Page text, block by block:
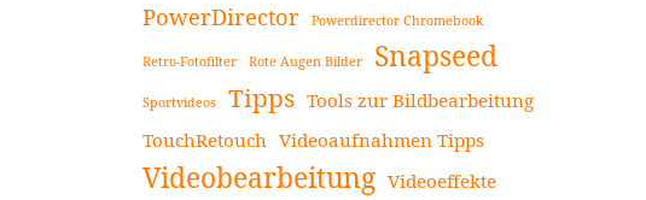
PowerDirector Powerdirector Chromebook
Retro-Fotofilter Rote Augen Bilder Snapseed
Sportvideos Tipps Tools zur Bildbearbeitung
TouchRetouch
Videoaufnahmen Tipps
Videobearbeitung Videoeffekte